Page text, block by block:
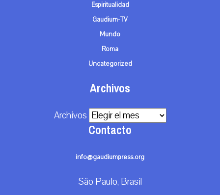
Espiritualidad
Gaudium-TV
Mundo
Roma
Uncategorized
Archivos
Archivos
Contacto
info@gaudiumpress.org
São Paulo, Brasil